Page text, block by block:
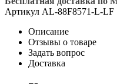
Артикул AL-88F8571-L-LF
Описание
Отзывы о товаре
Задать вопрос
Доставка